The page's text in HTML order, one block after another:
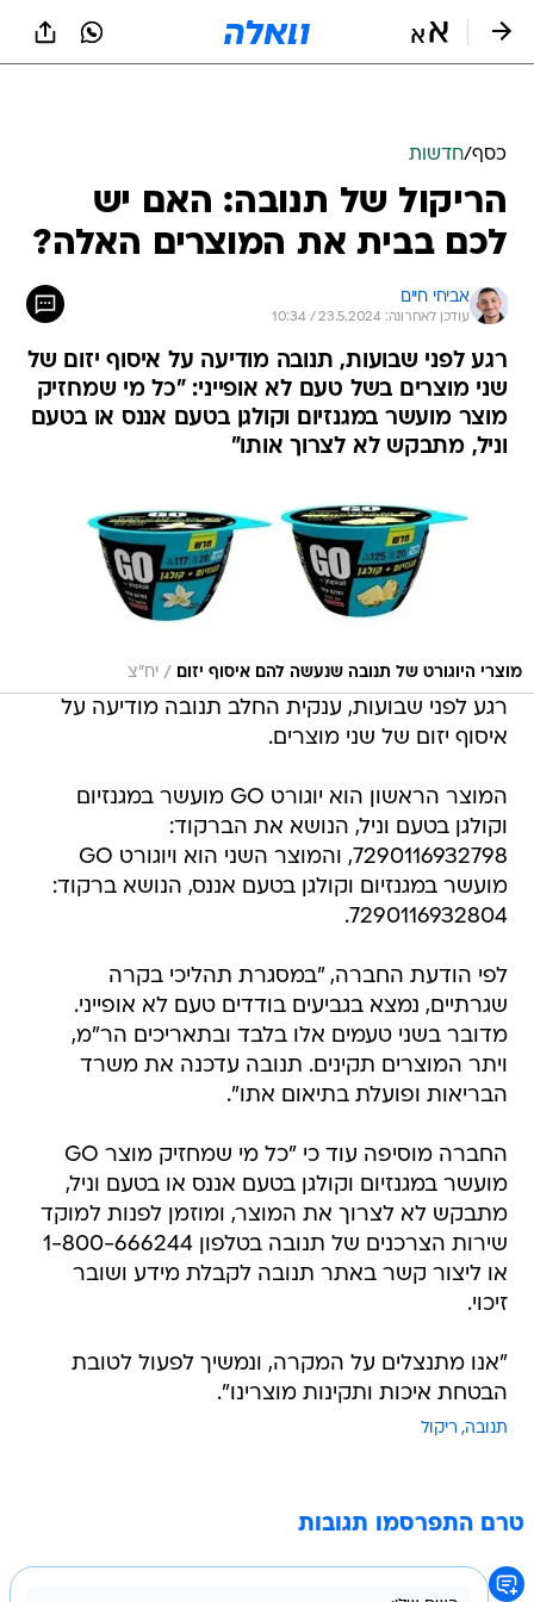
כסף/חדשות
הריקול של תנובה: האם יש
לכם בבית את המוצרים האלה?
אביחי חיים
עודכן לאחרונה: 23.5.2024 / 10:34
רגע לפני שבועות, תנובה מודיעה על איסוף יזום של
שני מוצרים בשל טעם לא אופייני: "כל מי שמחזיק
מוצר מועשר במגנזיום וקולגן בטעם אננס או בטעם
וניל, מתבקש לא לצרוך אותו"
מוצרי היוגורט של תנובה שנעשה להם איסוף יזום / יח"צ
רגע לפני שבועות, ענקית החלב תנובה מודיעה על
איסוף יזום של שני מוצרים.
המוצר הראשון הוא יוגורט GO מועשר במגנזיום
וקולגן בטעם וניל, הנושא את הברקוד:
7290116932798, והמוצר השני הוא ויוגורט GO
מועשר במגנזיום וקולגן בטעם אננס, הנושא ברקוד:
7290116932804.
לפי הודעת החברה, "במסגרת תהליכי בקרה
שגרתיים, נמצא בגביעים בודדים טעם לא אופייני.
מדובר בשני טעמים אלו בלבד ובתאריכים הר"מ,
ויתר המוצרים תקינים. תנובה עדכנה את משרד
הבריאות ופועלת בתיאום אתו".
החברה מוסיפה עוד כי "כל מי שמחזיק מוצר GO
מועשר במגנזיום וקולגן בטעם אננס או בטעם וניל,
מתבקש לא לצרוך את המוצר, ומוזמן לפנות למוקד
שירות הצרכנים של תנובה בטלפון 1-800-666244
או ליצור קשר באתר תנובה לקבלת מידע ושובר
זיכוי.
"אנו מתנצלים על המקרה, ונמשיך לפעול לטובת
הבטחת איכות ותקינות מוצרינו".
תנובה ריקול
טרם התפרסמו תגובות